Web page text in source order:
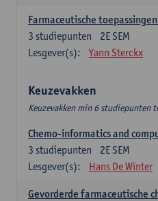
Farmaceutische
2E SEM
3 studiepunten
Lesgever(s):
Yann Sterckx
Keuzevakken
Keuzevakken min 6 studiepunten
Chemo-informatics and
2E SEM
3 studiepunten
Lesgever(s):
Hans De Winter
Gevorderde farmaceutische